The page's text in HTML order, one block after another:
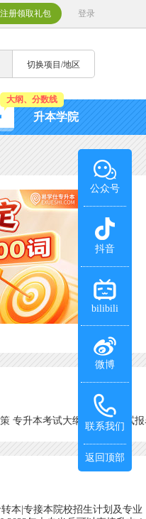
注册领取礼包 登录
切换项目/地区
大纲、分数线
升本学院
专升本考试大纲 专升本考试
本|专接本院校招生计划及专业
公众号
抖音
bilibili
微博
联系我们
返回顶部